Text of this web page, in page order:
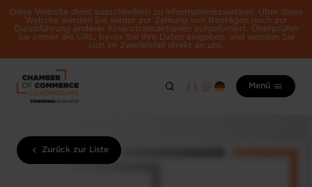
Diese Website dient ausschließlich zu Informationszwecken. Über diese
Website werden Sie weder zur Zahlung von Beiträgen noch zur
Durchführung anderer Finanztransaktionen aufgefordert. Überprüfen
Sie immer die URL, bevor Sie Ihre Daten eingeben, und wenden Sie
sich im Zweifelsfall direkt an uns.
Menü
Zurück zur Liste